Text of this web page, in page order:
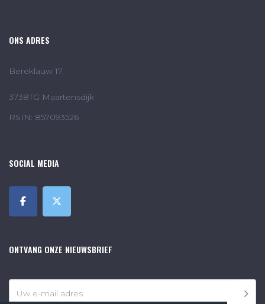
ONS ADRES
Bereklauw 17
3738TG Maartensdijk
RSIN: 857093526
SOCIAL MEDIA
ONTVANG ONZE NIEUWSBRIEF